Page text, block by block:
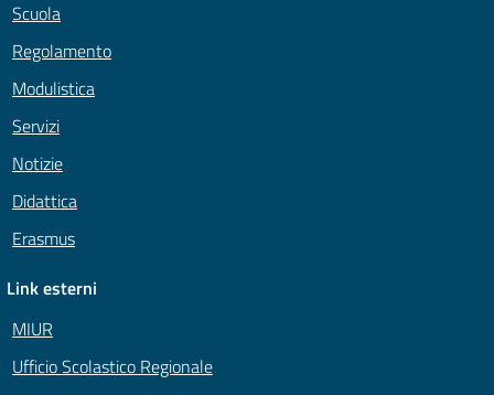
Scuola
Regolamento
Modulistica
Servizi
Notizie
Didattica
Erasmus
Link esterni
MIUR
Ufficio Scolastico Regionale